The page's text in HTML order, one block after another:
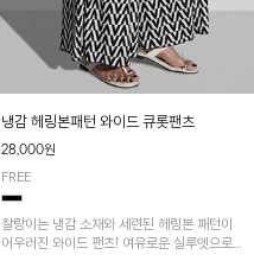
냉감 헤링본패턴 와이드 큐롯팬츠
28,000원
FREE
찰랑이는 냉감 소재와 세련된 헤링본 패턴이
어우러진 와이드 팬츠! 여유로운 실루엣으로